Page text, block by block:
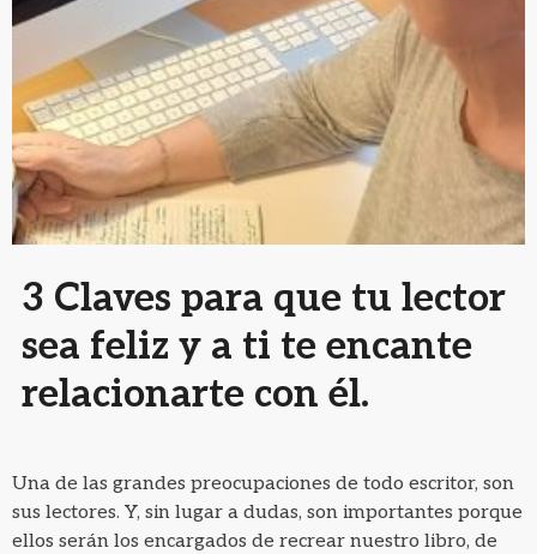
3 Claves para que tu lector
sea feliz y a ti te encante
relacionarte con él.
Una de las grandes preocupaciones de todo escritor, son
sus lectores. Y, sin lugar a dudas, son importantes porque
ellos serán los encargados de recrear nuestro libro, de